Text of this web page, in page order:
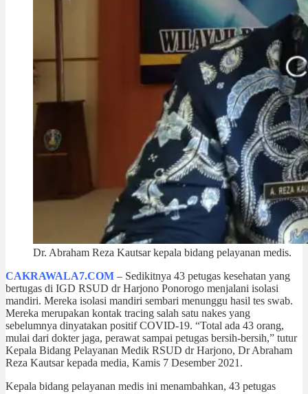
Dr. Abraham Reza Kautsar kepala bidang pelayanan medis.
CAKRAWALA7.COM – Sedikitnya 43 petugas kesehatan yang
bertugas di IGD RSUD dr Harjono Ponorogo menjalani isolasi
mandiri. Mereka isolasi mandiri sembari menunggu hasil tes swab.
Mereka merupakan kontak tracing salah satu nakes yang
sebelumnya dinyatakan positif COVID-19. “Total ada 43 orang,
mulai dari dokter jaga, perawat sampai petugas bersih-bersih,” tutur
Kepala Bidang Pelayanan Medik RSUD dr Harjono, Dr Abraham
Reza Kautsar kepada media, Kamis 7 Desember 2021.
Kepala bidang pelayanan medis ini menambahkan, 43 petugas